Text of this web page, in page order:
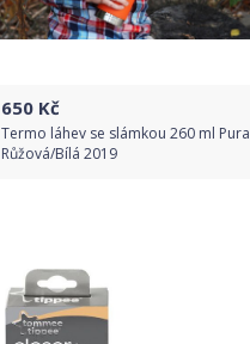
650 Kč
Termo láhev se slámkou 260 ml Pura
Růžová/Bílá 2019
Detail produktu